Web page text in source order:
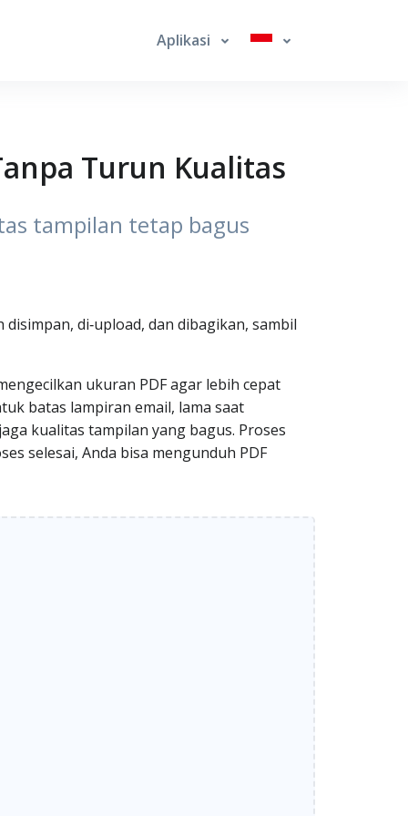
Aplikasi
Turun Kualitas
tampilan tetap bagus
di‑upload, dan dibagikan, sambil
ukuran PDF agar lebih cepat
batas lampiran email, lama saat
kualitas tampilan yang bagus. Proses
selesai, Anda bisa mengunduh PDF